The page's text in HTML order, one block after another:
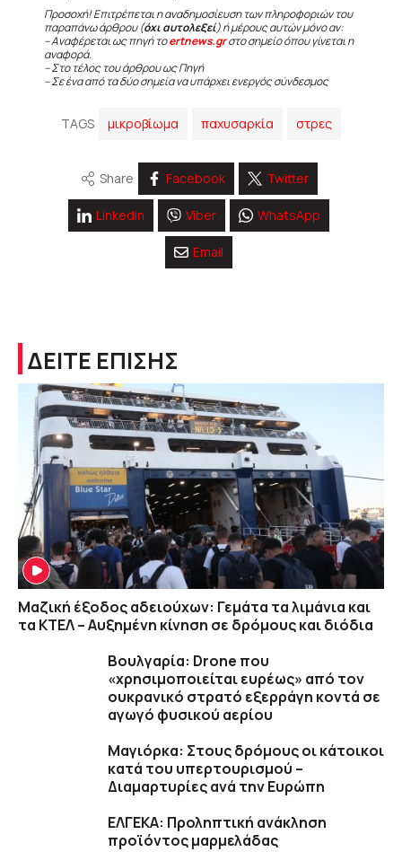
Προσοχή! Επιτρέπεται η αναδημοσίευση των πληροφοριών του
παραπάνω άρθρου (όχι αυτολεξεί) ή μέρους αυτών μόνο αν:
– Αναφέρεται ως πηγή τοertnews.grστο σημείο όπου γίνεται η
αναφορά.
– Στο τέλος του άρθρου ως Πηγή
– Σε ένα από τα δύο σημεία να υπάρχει ενεργός σύνδεσμος
TAGS μικροβίωμα παχυσαρκία στρες
Share Facebook Twitter
Linkedin Viber WhatsApp
Email
ΔΕΙΤΕ ΕΠΙΣΗΣ
Μαζική έξοδος αδειούχων: Γεμάτα τα λιμάνια και
τα ΚΤΕΛ – Αυξημένη κίνηση σε δρόμους και διόδια
Βουλγαρία: Drone που
«χρησιμοποιείται ευρέως» από τον
ουκρανικό στρατό εξερράγη κοντά σε
αγωγό φυσικού αερίου
Μαγιόρκα: Στους δρόμους οι κάτοικοι
κατά του υπερτουρισμού –
Διαμαρτυρίες ανά την Ευρώπη
ΕΛΓΕΚΑ: Προληπτική ανάκληση
προϊόντος μαρμελάδας